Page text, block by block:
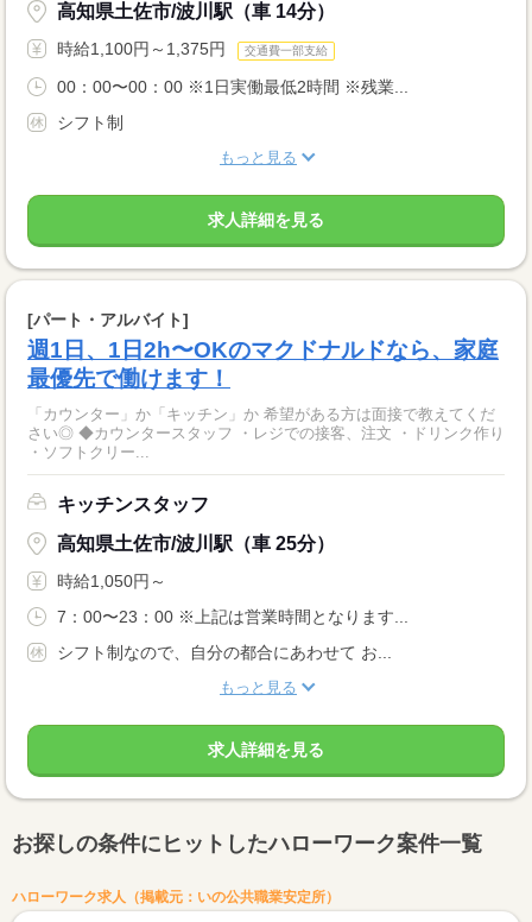
高知県土佐市/波川駅（車 14分）
時給1,100円～1,375円 交通費一部支給
00：00〜00：00 ※1日実働最低2時間 ※残業...
シフト制
もっと見る
求人詳細を見る
[パート・アルバイト]
週1日、1日2h〜OKのマクドナルドなら、家庭
最優先で働けます！
「カウンター」か「キッチン」か 希望がある方は面接で教えてくだ
さい◎ ◆カウンタースタッフ ・レジでの接客、注文 ・ドリンク作り
・ソフトクリー...
キッチンスタッフ
高知県土佐市/波川駅（車 25分）
時給1,050円～
7：00〜23：00 ※上記は営業時間となります...
シフト制なので、自分の都合にあわせて お...
もっと見る
求人詳細を見る
お探しの条件にヒットしたハローワーク案件一覧
ハローワーク求人（掲載元：いの公共職業安定所）